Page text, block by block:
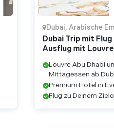
Dubai,Arabische
Dubai Trip mit
Ausflug mit
Louvre Abu Dhabi
Mittagessen ab
Premium Hotel in
Flug zu Deinem